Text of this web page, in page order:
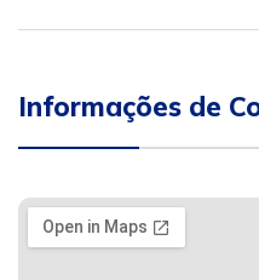
Informações de